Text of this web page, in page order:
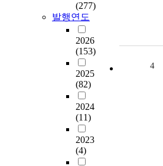
(277)
발행연도
2026
(153)
2025
(82)
2024
(11)
2023
(4)
4